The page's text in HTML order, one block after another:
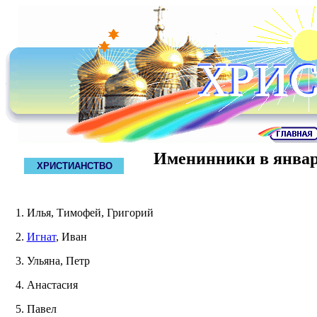
ХРИСТИАНСТВО Именинники в
1. Илья, Тимофей, Григорий
2. Игнат, Иван
3. Ульяна, Петр
4. Анастасия
5. Павел